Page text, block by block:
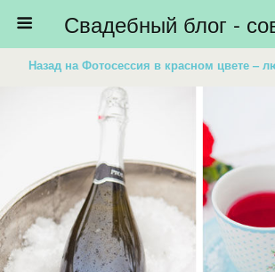
Назад на Фотосессия в красном цвете –